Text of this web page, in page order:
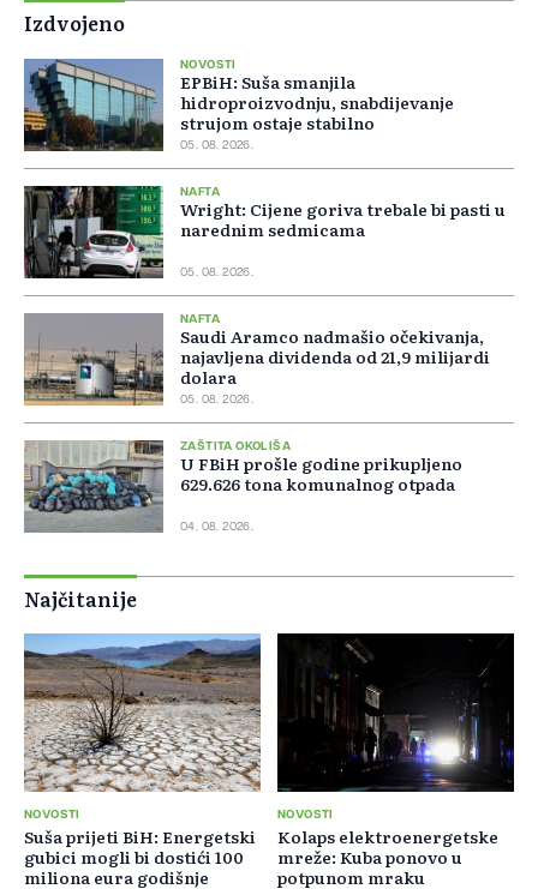
Izdvojeno
NOVOSTI
EPBiH: Suša smanjila
hidroproizvodnju, snabdijevanje
strujom ostaje stabilno
05. 08. 2026.
NAFTA
Wright: Cijene goriva trebale bi pasti u
narednim sedmicama
05. 08. 2026.
NAFTA
Saudi Aramco nadmašio očekivanja,
najavljena dividenda od 21,9 milijardi
dolara
05. 08. 2026.
ZAŠTITA OKOLIŠA
U FBiH prošle godine prikupljeno
629.626 tona komunalnog otpada
04. 08. 2026.
Najčitanije
NOVOSTI
Suša prijeti BiH: Energetski
gubici mogli bi dostići 100
miliona eura godišnje
NOVOSTI
Kolaps elektroenergetske
mreže: Kuba ponovo u
potpunom mraku